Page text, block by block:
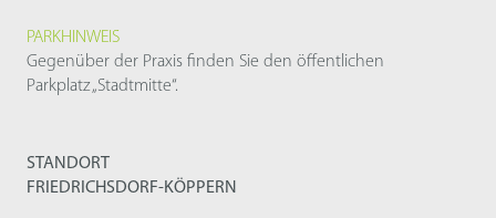
PARKHINWEIS
Gegenüber der Praxis finden Sie den öffentlichen
Parkplatz „Stadtmitte“.
STANDORT
FRIEDRICHSDORF-KÖPPERN